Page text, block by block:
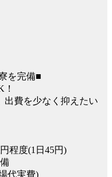
を完備■
出費を少なく抑えたい
程度(1日45円)
代実費)